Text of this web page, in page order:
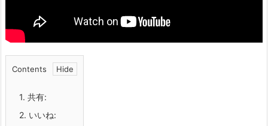
Contents
1. 共有:
2. いいね: